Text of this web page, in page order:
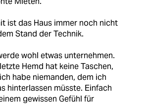
ist das Haus immer noch nicht
Stand der Technik.
wohl etwas unternehmen.
Hemd hat keine Taschen,
habe niemanden, dem ich
hinterlassen müsste. Einfach
gewissen Gefühl für